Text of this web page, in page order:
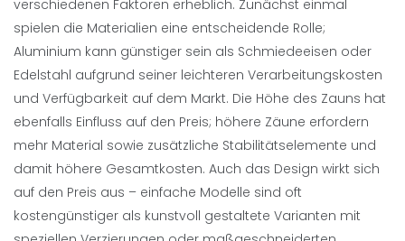
verschiedenen Faktoren erheblich. Zunächst einmal
spielen die Materialien eine entscheidende Rolle;
Aluminium kann günstiger sein als Schmiedeeisen oder
Edelstahl aufgrund seiner leichteren Verarbeitungskosten
und Verfügbarkeit auf dem Markt. Die Höhe des Zauns hat
ebenfalls Einfluss auf den Preis; höhere Zäune erfordern
mehr Material sowie zusätzliche Stabilitätselemente und
damit höhere Gesamtkosten. Auch das Design wirkt sich
auf den Preis aus – einfache Modelle sind oft
kostengünstiger als kunstvoll gestaltete Varianten mit